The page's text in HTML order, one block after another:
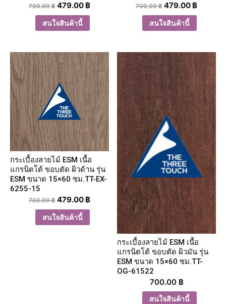
700.00฿ 479.00 ฿
สนใจสินค้านี้
700.00฿ 479.00 ฿
สนใจสินค้านี้
กระเบื้องลายไม้ ESM เนื้อ
แกรนิตโต้ ขอบตัด ผิวด้าน รุ่น
ESM ขนาด 15×60 ซม.TT-EX-
6255-15
700.00฿ 479.00 ฿
สนใจสินค้านี้
กระเบื้องลายไม้ ESM เนื้อ
แกรนิตโต้ ขอบตัด ผิวมัน รุ่น
ESM ขนาด 15×60 ซม.TT-
OG-61522
700.00 ฿
สนใจสินค้านี้